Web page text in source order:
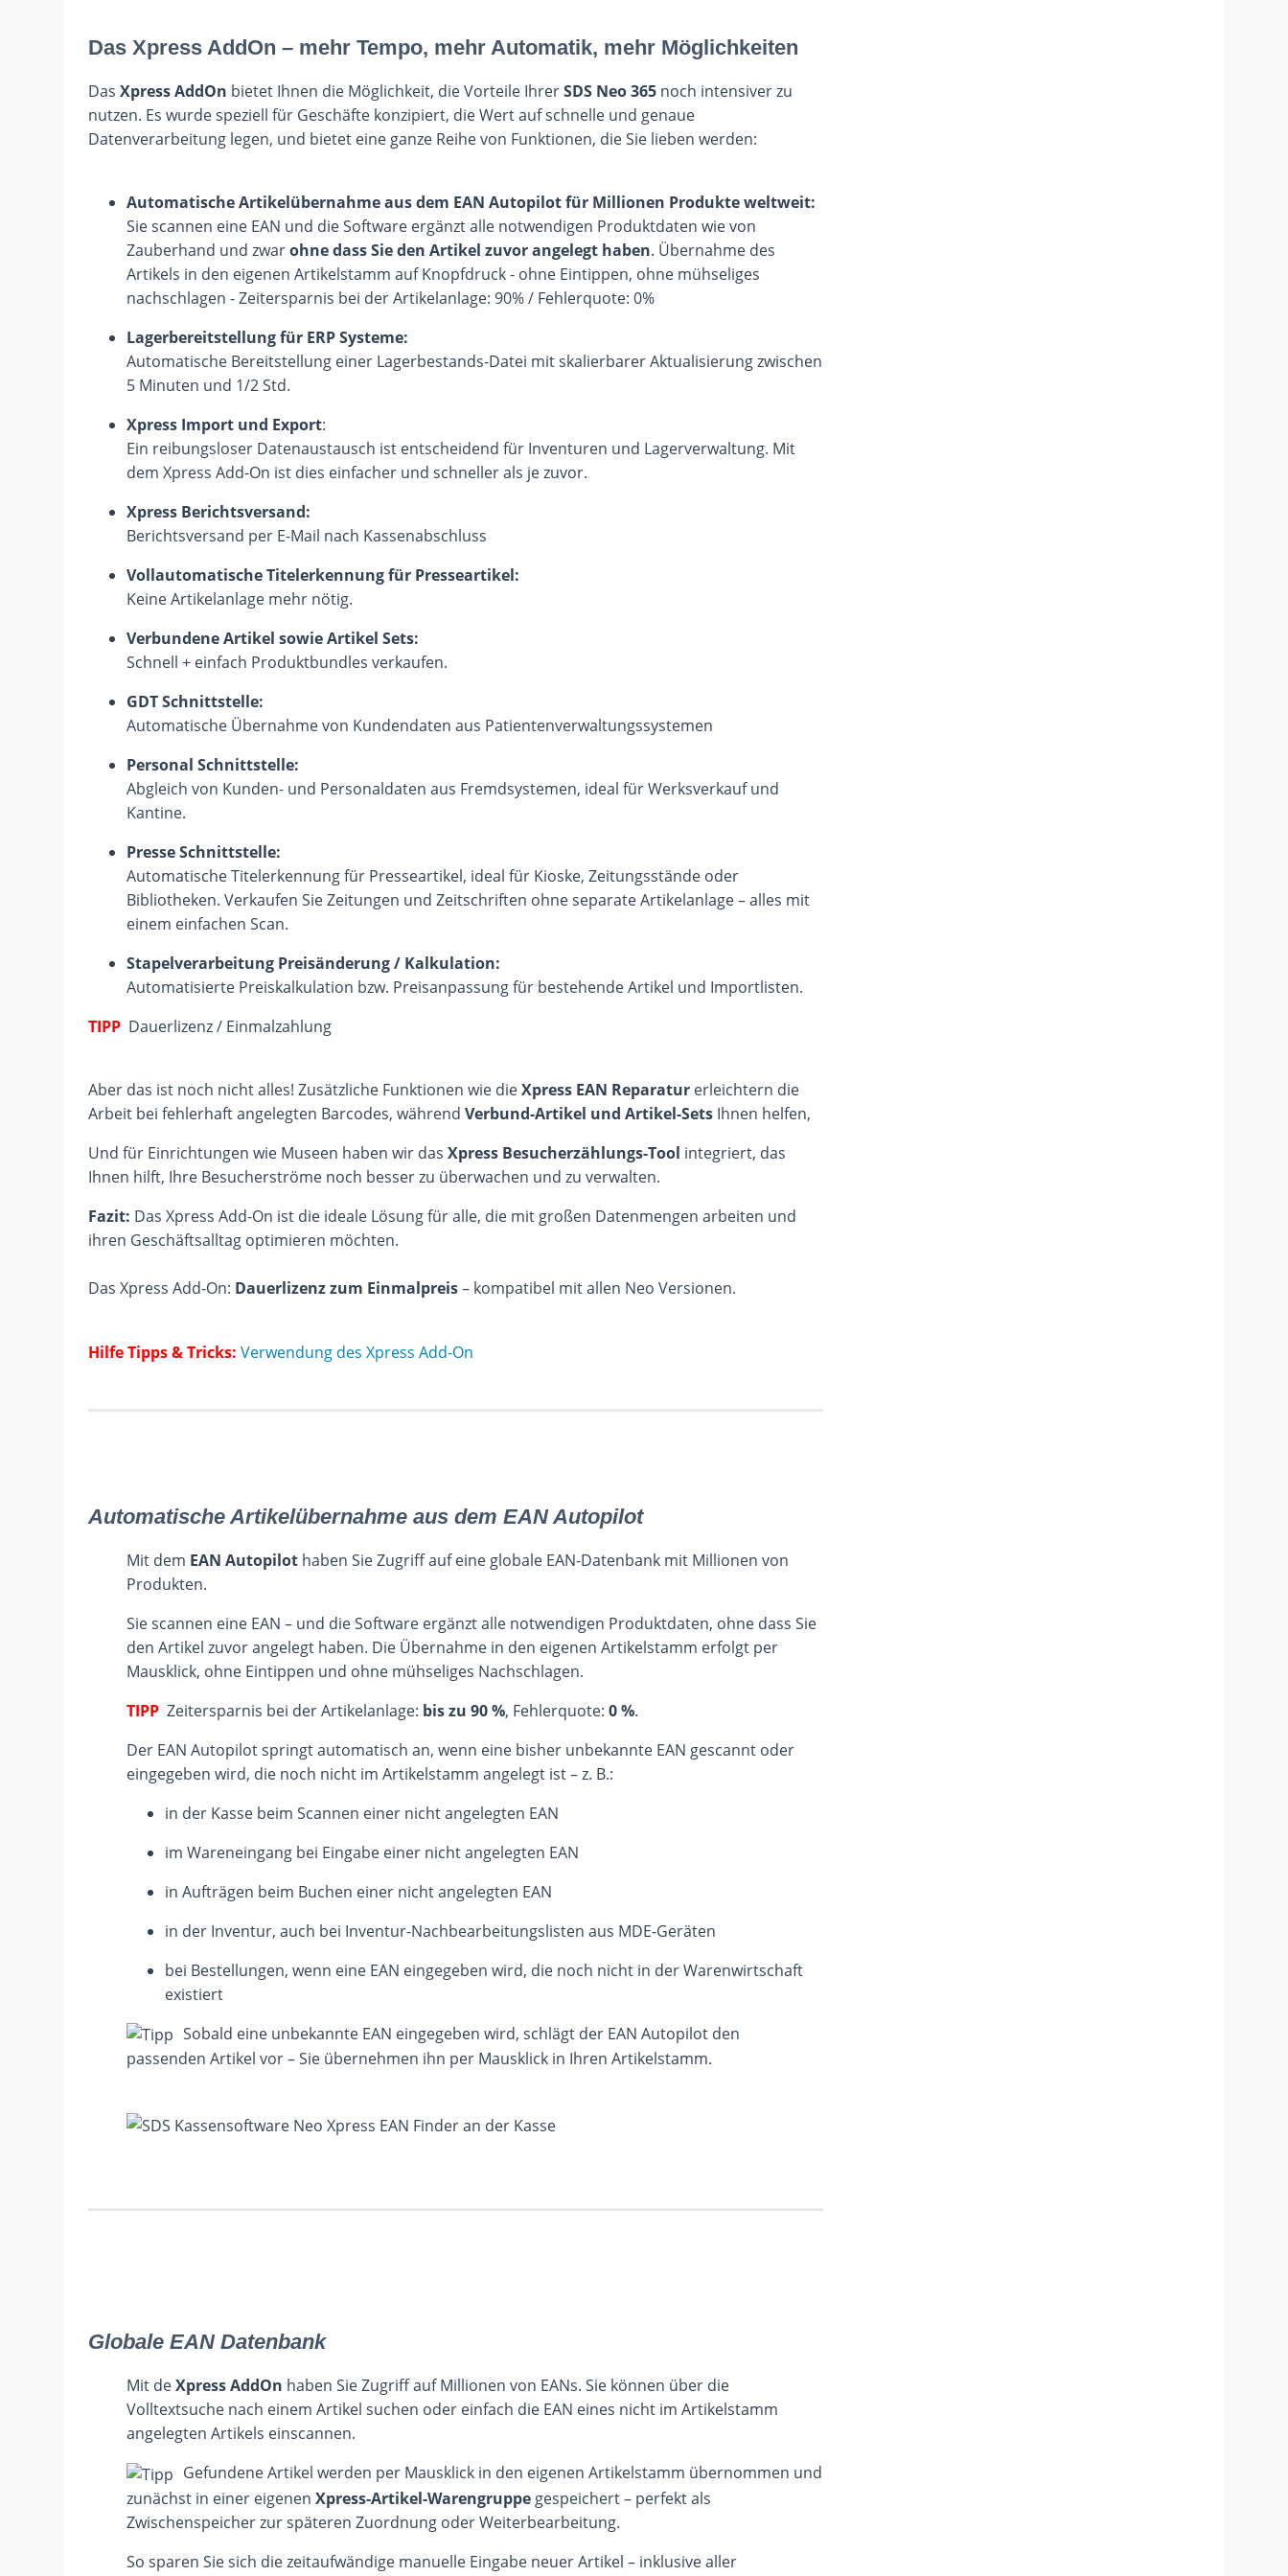
Das Xpress AddOn – mehr Tempo, mehr Automatik, mehr Möglichkeiten
DasXpress AddOn bietet Ihnen die Möglichkeit, die Vorteile IhrerSDS Neo 365 noch intensiver zu
nutzen. Es wurde speziell für Geschäfte konzipiert, die Wert auf schnelle und genaue
Datenverarbeitung legen, und bietet eine ganze Reihe von Funktionen, die Sie lieben werden:
Automatische Artikelübernahme aus dem EAN Autopilot für Millionen Produkte weltweit:
Sie scannen eine EAN und die Software ergänzt alle notwendigen Produktdaten wie von
Zauberhand und zwarohne dass Sie den Artikel zuvor angelegt haben. Übernahme des
Artikels in den eigenen Artikelstamm auf Knopfdruck - ohne Eintippen, ohne mühseliges
nachschlagen - Zeitersparnis bei der Artikelanlage: 90% / Fehlerquote: 0%
Lagerbereitstellung für ERP Systeme:
Automatische Bereitstellung einer Lagerbestands-Datei mit skalierbarer Aktualisierung zwischen
5 Minuten und 1/2 Std.
Xpress Import und Export:
Ein reibungsloser Datenaustausch ist entscheidend für Inventuren und Lagerverwaltung. Mit
dem Xpress Add-On ist dies einfacher und schneller als je zuvor.
Xpress Berichtsversand:
Berichtsversand per E-Mail nach Kassenabschluss
Vollautomatische Titelerkennung für Presseartikel:
Keine Artikelanlage mehr nötig.
Verbundene Artikel sowie Artikel Sets:
Schnell + einfach Produktbundles verkaufen.
GDT Schnittstelle:
Automatische Übernahme von Kundendaten aus Patientenverwaltungssystemen
Personal Schnittstelle:
Abgleich von Kunden- und Personaldaten aus Fremdsystemen, ideal für Werksverkauf und
Kantine.
Presse Schnittstelle:
Automatische Titelerkennung für Presseartikel, ideal für Kioske, Zeitungsstände oder
Bibliotheken. Verkaufen Sie Zeitungen und Zeitschriften ohne separate Artikelanlage – alles mit
einem einfachen Scan.
Stapelverarbeitung Preisänderung / Kalkulation:
Automatisierte Preiskalkulation bzw. Preisanpassung für bestehende Artikel und Importlisten.
TIPP Dauerlizenz / Einmalzahlung
Aber das ist noch nicht alles! Zusätzliche Funktionen wie dieXpress EAN Reparatur erleichtern die
Arbeit bei fehlerhaft angelegten Barcodes, währendVerbund-Artikel und Artikel-Sets Ihnen helfen,
Und für Einrichtungen wie Museen haben wir dasXpress Besucherzählungs-Tool integriert, das
Ihnen hilft, Ihre Besucherströme noch besser zu überwachen und zu verwalten.
Fazit: Das Xpress Add-On ist die ideale Lösung für alle, die mit großen Datenmengen arbeiten und
ihren Geschäftsalltag optimieren möchten.
Das Xpress Add-On: Dauerlizenz zum Einmalpreis– kompatibel mit allen Neo Versionen.
Hilfe Tipps & Tricks: Verwendung des Xpress Add-On
Automatische Artikelübernahme aus dem EAN Autopilot
Mit dem EAN Autopilot haben Sie Zugriff auf eine globale EAN-Datenbank mit Millionen von
Produkten.
Sie scannen eine EAN – und die Software ergänzt alle notwendigen Produktdaten, ohne dass Sie
den Artikel zuvor angelegt haben. Die Übernahme in den eigenen Artikelstamm erfolgt per
Mausklick, ohne Eintippen und ohne mühseliges Nachschlagen.
TIPPZeitersparnis bei der Artikelanlage: bis zu 90 %, Fehlerquote:0 %.
Der EAN Autopilot springt automatisch an, wenn eine bisher unbekannte EAN gescannt oder
eingegeben wird, die noch nicht im Artikelstamm angelegt ist – z. B.:
in der Kasse beim Scannen einer nicht angelegten EAN
im Wareneingang bei Eingabe einer nicht angelegten EAN
in Aufträgen beim Buchen einer nicht angelegten EAN
in der Inventur, auch bei Inventur-Nachbearbeitungslisten aus MDE-Geräten
bei Bestellungen, wenn eine EAN eingegeben wird, die noch nicht in der Warenwirtschaft
existiert
Sobald eine unbekannte EAN eingegeben wird, schlägt der EAN Autopilot den
passenden Artikel vor – Sie übernehmen ihn per Mausklick in Ihren Artikelstamm.
Globale EAN Datenbank
Mit deXpress AddOn haben Sie Zugriff auf Millionen von EANs. Sie können über die
Volltextsuche nach einem Artikel suchen oder einfach die EAN eines nicht im Artikelstamm
angelegten Artikels einscannen.
Gefundene Artikel werden per Mausklick in den eigenen Artikelstamm übernommen und
zunächst in einer eigenenXpress-Artikel-Warengruppe gespeichert – perfekt als
Zwischenspeicher zur späteren Zuordnung oder Weiterbearbeitung.
So sparen Sie sich die zeitaufwändige manuelle Eingabe neuer Artikel – inklusive aller